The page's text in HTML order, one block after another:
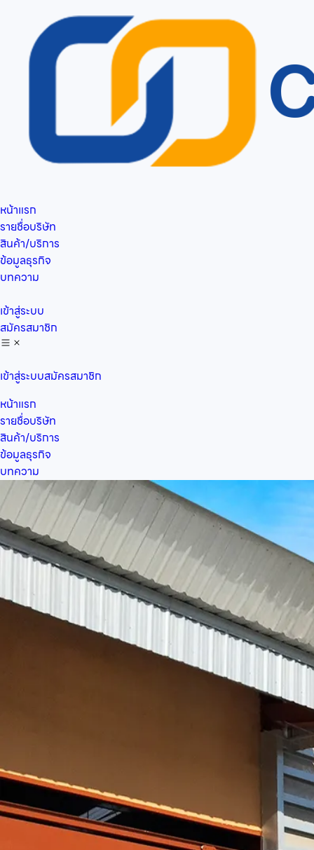
หน้าแรก
รายชื่อบริษัท
สินค้า/บริการ
ข้อมูลธุรกิจ
บทความ
เข้าสู่ระบบ
สมัครสมาชิก
เข้าสู่ระบบสมัครสมาชิก
หน้าแรก
รายชื่อบริษัท
สินค้า/บริการ
ข้อมูลธุรกิจ
บทความ